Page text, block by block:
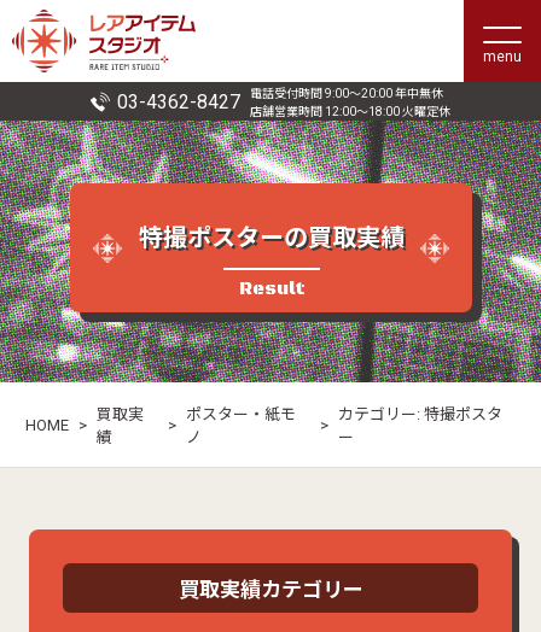
menu
03-4362-8427
電話受付時間 9:00〜20:00 年中無休
店舗営業時間 12:00〜18:00 火曜定休
特撮ポスターの買取実績
Result
HOME >
買取実
績
>
ポスター・紙モ
ノ
>
カテゴリー: 特撮ポスタ
ー
買取実績カテゴリー